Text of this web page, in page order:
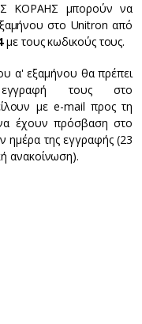
ΚΟΡΑΗΣ μπορούν να
στo Unitron από
με τους κωδικούς τους.
α' εξαμήνου θα πρέπει
τους στο
με e-mail προς τη
έχουν πρόσβαση στο
ημέρα της εγγραφής (23
ανακοίνωση).